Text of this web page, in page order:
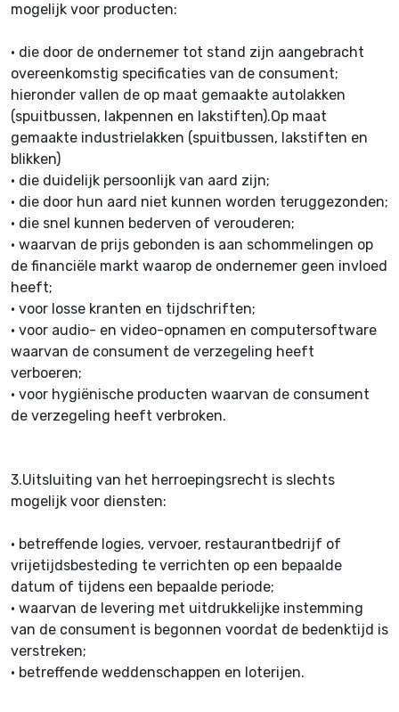
mogelijk voor producten:
• die door de ondernemer tot stand zijn aangebracht
overeenkomstig specificaties van de consument;
hieronder vallen de op maat gemaakte autolakken
(spuitbussen, lakpennen en lakstiften).Op maat
gemaakte industrielakken (spuitbussen, lakstiften en
blikken)
• die duidelijk persoonlijk van aard zijn;
• die door hun aard niet kunnen worden teruggezonden;
• die snel kunnen bederven of verouderen;
• waarvan de prijs gebonden is aan schommelingen op
de financiële markt waarop de ondernemer geen invloed
heeft;
• voor losse kranten en tijdschriften;
• voor audio- en video-opnamen en computersoftware
waarvan de consument de verzegeling heeft
verboeren;
• voor hygiënische producten waarvan de consument
de verzegeling heeft verbroken.
3.Uitsluiting van het herroepingsrecht is slechts
mogelijk voor diensten:
• betreffende logies, vervoer, restaurantbedrijf of
vrijetijdsbesteding te verrichten op een bepaalde
datum of tijdens een bepaalde periode;
• waarvan de levering met uitdrukkelijke instemming
van de consument is begonnen voordat de bedenktijd is
verstreken;
• betreffende weddenschappen en loterijen.